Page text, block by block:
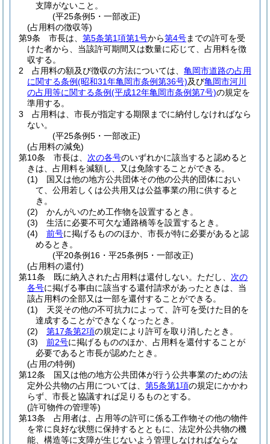
支障がないこと。
(平25条例5・一部改正)
(占用料の徴収等)
第9条
市長は、 第5条第1項第1号から第4号までの許可を受
けた者から、当該許可期間又は数量に応じて、占用料を徴
収する。
2
占用料の額及び徴収の方法については、 亀岡市道路の占用
に関する条例(昭和31年亀岡市条例第36号)及び亀岡市河川
の占用等に関する条例(平成12年亀岡市条例第7号)の規定を
準用する。
3
占用料は、市長が指定する期限までに納付しなければなら
ない。
(平25条例5・一部改正)
(占用料の減免)
第10条
市長は、 次の各号のいずれかに該当すると認めると
きは、占用料を減額し、又は免除することができる。
(1)
国又は他の地方公共団体その他の公共的団体におい
て、公用若しくは公共用又は公益事業の用に供すると
き。
(2)
かんがいのため工作物を設置するとき。
(3)
生活に必要不可欠な通路橋等を設置するとき。
(4)
前号に掲げるもののほか、市長が特に必要があると認
めるとき。
(平20条例16・平25条例5・一部改正)
(占用料の還付)
第11条
既に納入された占用料は還付しない。 ただし、 次の
各号に掲げる事由に該当する還付請求があったときは、当
該占用料の全部又は一部を還付することができる。
(1)
天災その他の不可抗力によって、許可を受けた目的を
達成することができなくなったとき。
(2)
第17条第2項の規定により許可を取り消したとき。
(3)
前2号に掲げるもののほか、占用料を還付することが
必要であると市長が認めたとき。
(占用の特例)
第12条
国又は他の地方公共団体が行う公共事業のための法
定外公共物の占用については、 第5条第1項の規定にかかわ
らず、市長と協議すれば足りるものとする。
(許可物件の管理等)
第13条
占用者は、占用等の許可に係る工作物その他の物件
を常に良好な状態に保持するとともに、法定外公共物の機
能、構造等に支障が生じないよう管理しなければならな